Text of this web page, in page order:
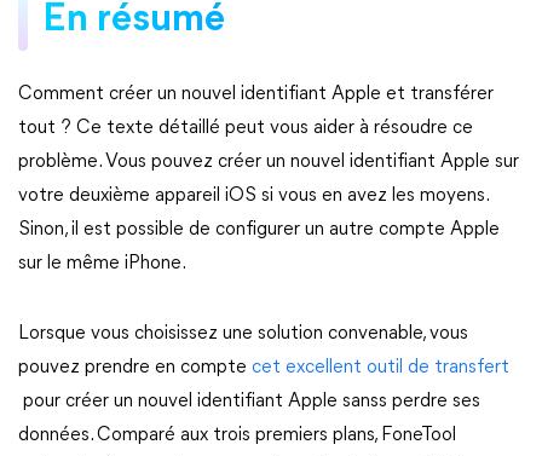
En résumé
Comment créer un nouvel identifiant Apple et transférer
tout ? Ce texte détaillé peut vous aider à résoudre ce
problème. Vous pouvez créer un nouvel identifiant Apple sur
votre deuxième appareil iOS si vous en avez les moyens.
Sinon, il est possible de configurer un autre compte Apple
sur le même iPhone.
Lorsque vous choisissez une solution convenable, vous
pouvez prendre en compte cet excellent outil de transfert
pour créer un nouvel identifiant Apple sanss perdre ses
données. Comparé aux trois premiers plans, FoneTool